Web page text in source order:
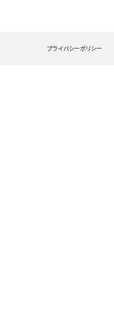
プライバシーポリシー